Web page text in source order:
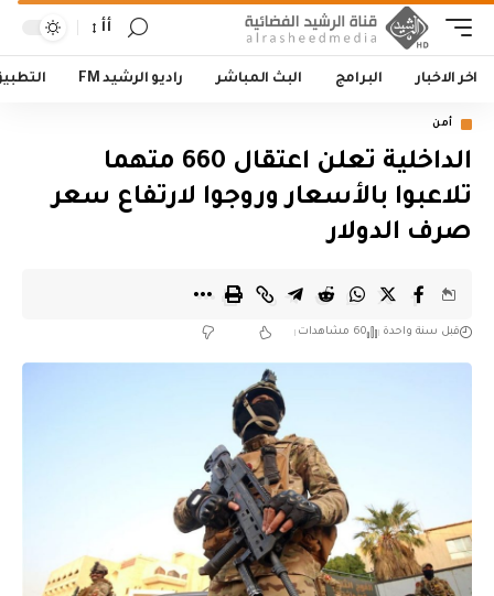
أأ
اخر الاخبار البرامج البث المباشر راديو الرشيد FM
أمن
الداخلية تعلن اعتقال 660 متهما
تلاعبوا بالأسعار وروجوا لارتفاع سعر
صرف الدولار
قبل سنة واحدة 60 مشاهدات